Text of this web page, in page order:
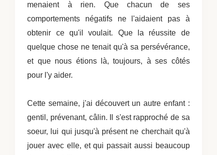
menaient à rien. Que chacun de ses
comportements négatifs ne l'aidaient pas à
obtenir ce qu'il voulait. Que la réussite de
quelque chose ne tenait qu'à sa persévérance,
et que nous étions là, toujours, à ses côtés
pour l'y aider.
Cette semaine, j'ai découvert un autre enfant :
gentil, prévenant, câlin. Il s'est rapproché de sa
soeur, lui qui jusqu'à présent ne cherchait qu'à
jouer avec elle, et qui passait aussi beaucoup